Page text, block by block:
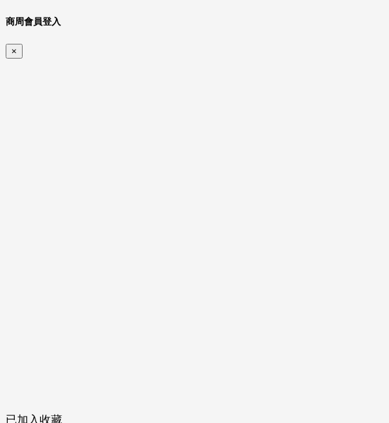
商周會員登入
×
已加入收藏